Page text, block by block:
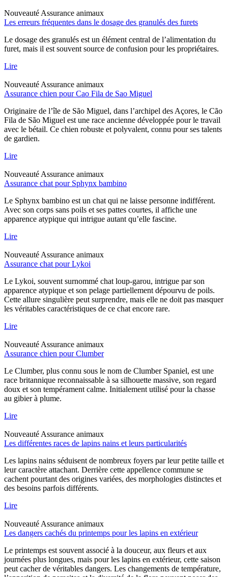
Nouveauté Assurance animaux
Les erreurs fréquentes dans le dosage des granulés des furets
Le dosage des granulés est un élément central de l’alimentation du
furet, mais il est souvent source de confusion pour les propriétaires.
Lire
Nouveauté Assurance animaux
Assurance chien pour Cao Fila de Sao Miguel
Originaire de l’île de São Miguel, dans l’archipel des Açores, le Cão
Fila de São Miguel est une race ancienne développée pour le travail
avec le bétail. Ce chien robuste et polyvalent, connu pour ses talents
de gardien.
Lire
Nouveauté Assurance animaux
Assurance chat pour Sphynx bambino
Le Sphynx bambino est un chat qui ne laisse personne indifférent.
Avec son corps sans poils et ses pattes courtes, il affiche une
apparence atypique qui intrigue autant qu’elle fascine.
Lire
Nouveauté Assurance animaux
Assurance chat pour Lykoi
Le Lykoi, souvent surnommé chat loup-garou, intrigue par son
apparence atypique et son pelage partiellement dépourvu de poils.
Cette allure singulière peut surprendre, mais elle ne doit pas masquer
les véritables caractéristiques de ce chat encore rare.
Lire
Nouveauté Assurance animaux
Assurance chien pour Clumber
Le Clumber, plus connu sous le nom de Clumber Spaniel, est une
race britannique reconnaissable à sa silhouette massive, son regard
doux et son tempérament calme. Initialement utilisé pour la chasse
au gibier à plume.
Lire
Nouveauté Assurance animaux
Les différentes races de lapins nains et leurs particularités
Les lapins nains séduisent de nombreux foyers par leur petite taille et
leur caractère attachant. Derrière cette appellence commune se
cachent pourtant des origines variées, des morphologies distinctes et
des besoins parfois différents.
Lire
Nouveauté Assurance animaux
Les dangers cachés du printemps pour les lapins en extérieur
Le printemps est souvent associé à la douceur, aux fleurs et aux
journées plus longues, mais pour les lapins en extérieur, cette saison
peut cacher de véritables dangers. Les changements de température,